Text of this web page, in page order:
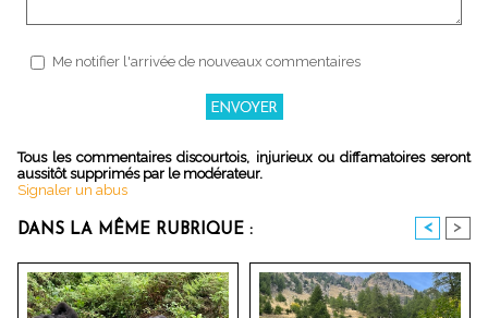
Me notifier l'arrivée de nouveaux commentaires
Tous les commentaires discourtois, injurieux ou diffamatoires seront
aussitôt supprimés par le modérateur.
Signaler un abus
DANS LA MÊME RUBRIQUE : < >